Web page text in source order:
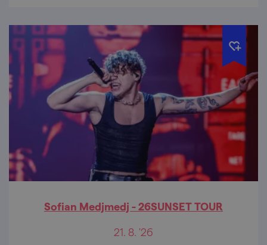
Sofian Medjmedj - 26SUNSET TOUR
21. 8. '26